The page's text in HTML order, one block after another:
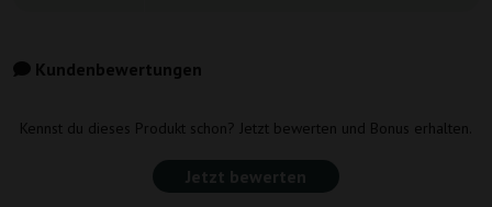
Kundenbewertungen
Kennst du dieses Produkt schon? Jetzt bewerten und Bonus erhalten.
Jetzt bewerten